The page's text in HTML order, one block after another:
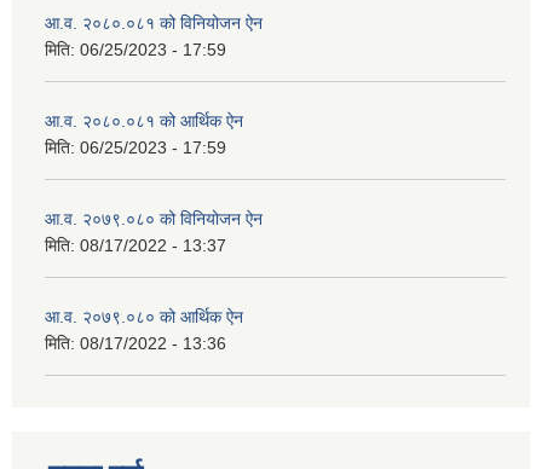
आ.व. २०८०.०८१ को विनियोजन ऐन
मिति: 06/25/2023 - 17:59
आ.व. २०८०.०८१ को आर्थिक ऐन
मिति: 06/25/2023 - 17:59
आ.व. २०७९.०८० को विनियोजन ऐन
मिति: 08/17/2022 - 13:37
आ.व. २०७९.०८० को आर्थिक ऐन
मिति: 08/17/2022 - 13:36